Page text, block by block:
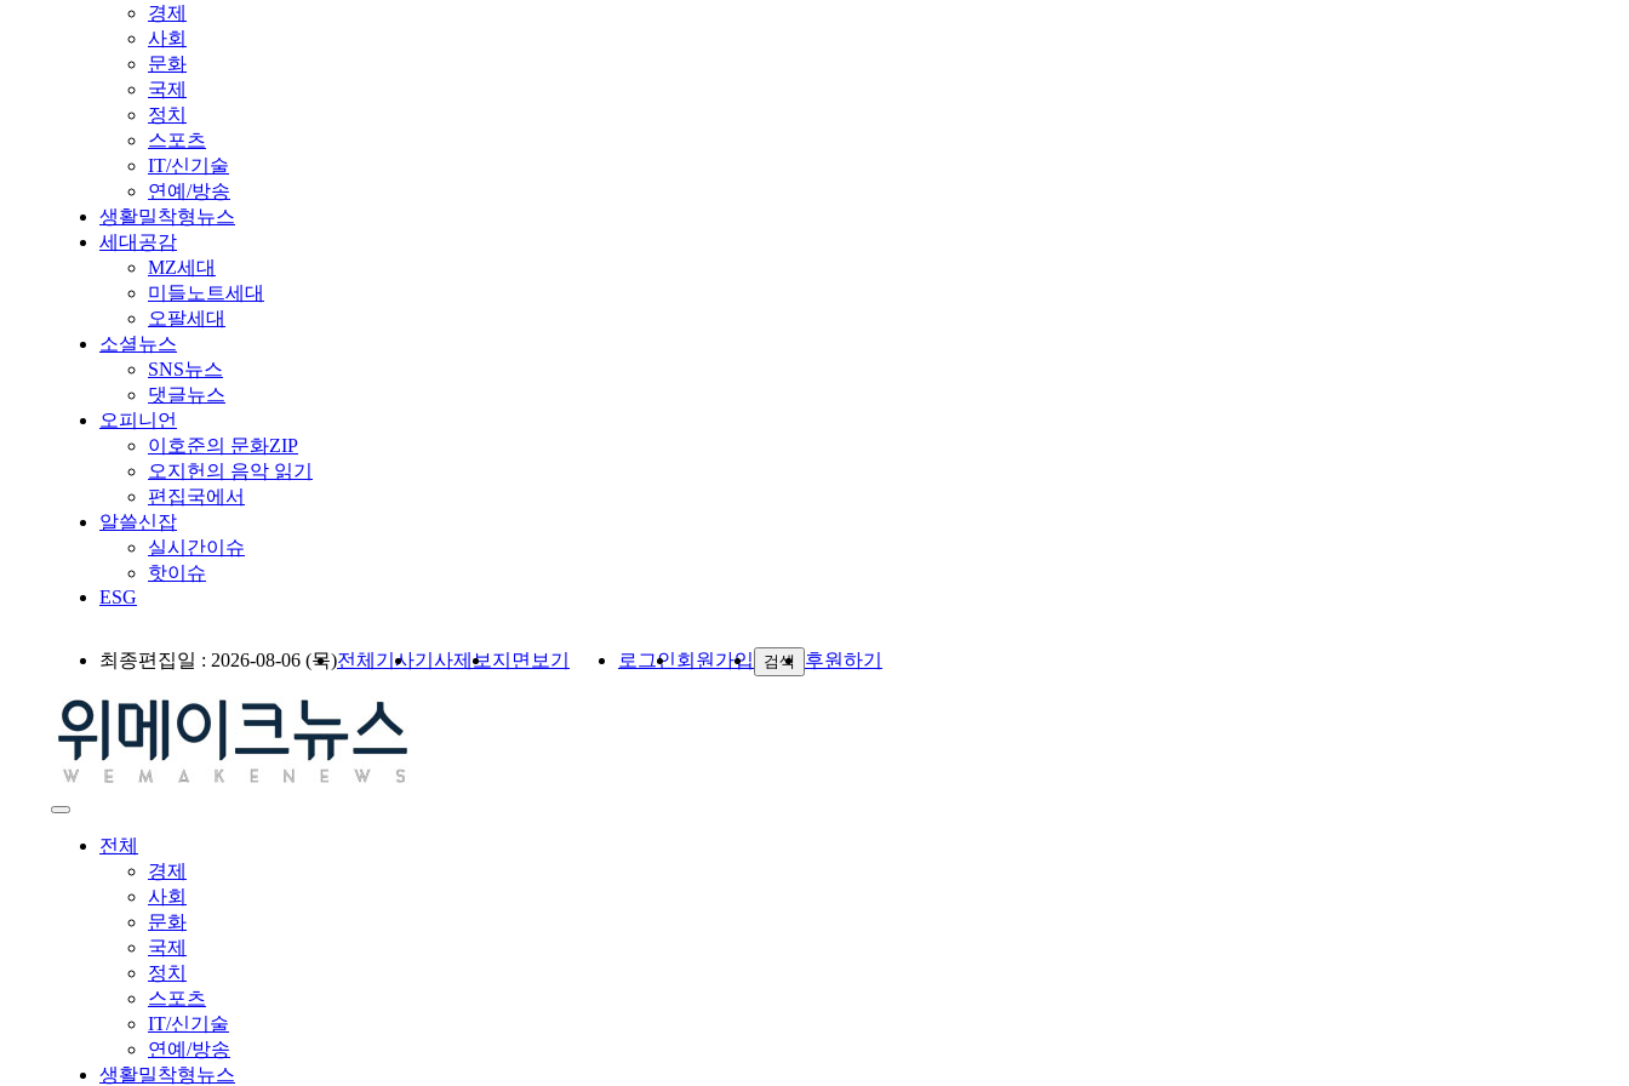
경제
사회
문화
국제
정치
스포츠
IT/신기술
연예/방송
생활밀착형뉴스
세대공감
MZ세대
미들노트세대
오팔세대
소셜뉴스
SNS뉴스
댓글뉴스
오피니언
이호준의 문화ZIP
오지헌의 음악 읽기
편집국에서
알쓸신잡
실시간이슈
핫이슈
ESG
최종편집일 : 2026-08-06 (목)전체기사기사제보 지면보기 로그인회원가입 검색 후원하기
전체
경제
사회
문화
국제
정치
스포츠
IT/신기술
연예/방송
생활밀착형뉴스